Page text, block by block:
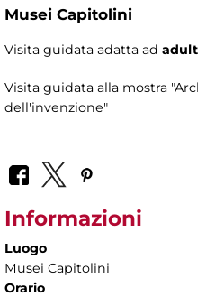
Musei Capitolini
Visita guidata adatta ad
Visita guidata alla mostra
dell'invenzione"
Informazioni
Luogo
Musei Capitolini
Orario